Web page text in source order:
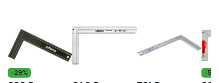
-29% -